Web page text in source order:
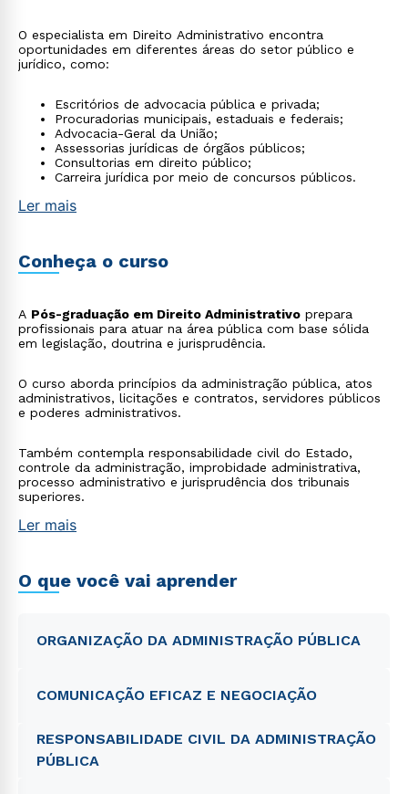
O especialista em Direito Administrativo encontra
oportunidades em diferentes áreas do setor público e
jurídico, como:
Escritórios de advocacia pública e privada;
Procuradorias municipais, estaduais e federais;
Advocacia-Geral da União;
Assessorias jurídicas de órgãos públicos;
Consultorias em direito público;
Carreira jurídica por meio de concursos públicos.
Ler mais
Conheça o curso
A Pós-graduação em Direito Administrativo prepara
profissionais para atuar na área pública com base sólida
em legislação, doutrina e jurisprudência.
O curso aborda princípios da administração pública, atos
administrativos, licitações e contratos, servidores públicos
e poderes administrativos.
Também contempla responsabilidade civil do Estado,
controle da administração, improbidade administrativa,
processo administrativo e jurisprudência dos tribunais
superiores.
Ler mais
O que você vai aprender
ORGANIZAÇÃO DA ADMINISTRAÇÃO PÚBLICA
COMUNICAÇÃO EFICAZ E NEGOCIAÇÃO
RESPONSABILIDADE CIVIL DA ADMINISTRAÇÃO
PÚBLICA